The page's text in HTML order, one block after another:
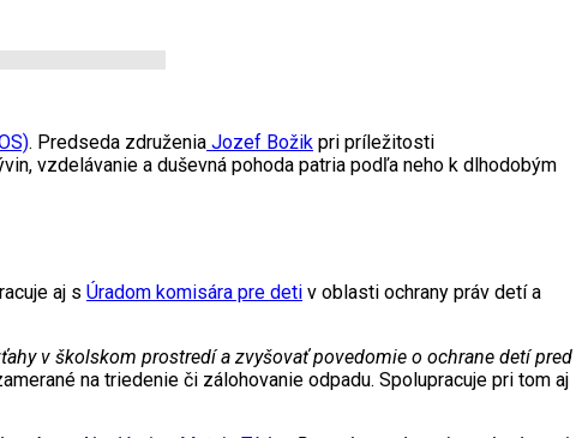
. Predseda združenia Jozef Božik pri príležitosti
vzdelávanie a duševná pohoda patria podľa neho k dlhodobým
aj s Úradom komisára pre deti v oblasti ochrany práv detí a
v školskom prostredí a zvyšovať povedomie o ochrane detí pred
na triedenie či zálohovanie odpadu. Spolupracuje pri tom aj